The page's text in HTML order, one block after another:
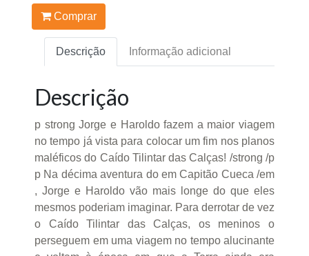
Comprar
Descrição Informação adicional
Descrição
p strong Jorge e Haroldo fazem a maior viagem
no tempo já vista para colocar um fim nos planos
maléficos do Caído Tilintar das Calças! /strong /p
p Na décima aventura do em Capitão Cueca /em
, Jorge e Haroldo vão mais longe do que eles
mesmos poderiam imaginar. Para derrotar de vez
o Caído Tilintar das Calças, os meninos o
perseguem em uma viagem no tempo alucinante